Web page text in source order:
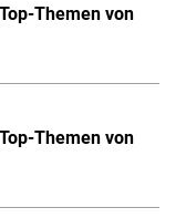
Themen von
Themen von